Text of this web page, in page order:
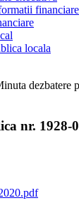
financiare
locala
dezbatere
nr. 1928-